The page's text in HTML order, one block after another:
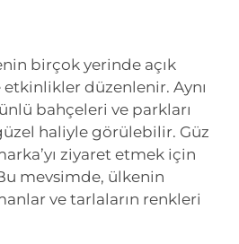
birçok yerinde açık
düzenlenir. Aynı
bahçeleri ve parkları
haliyle görülebilir. Güz
ziyaret etmek için
mevsimde, ülkenin
ve tarlaların renkleri